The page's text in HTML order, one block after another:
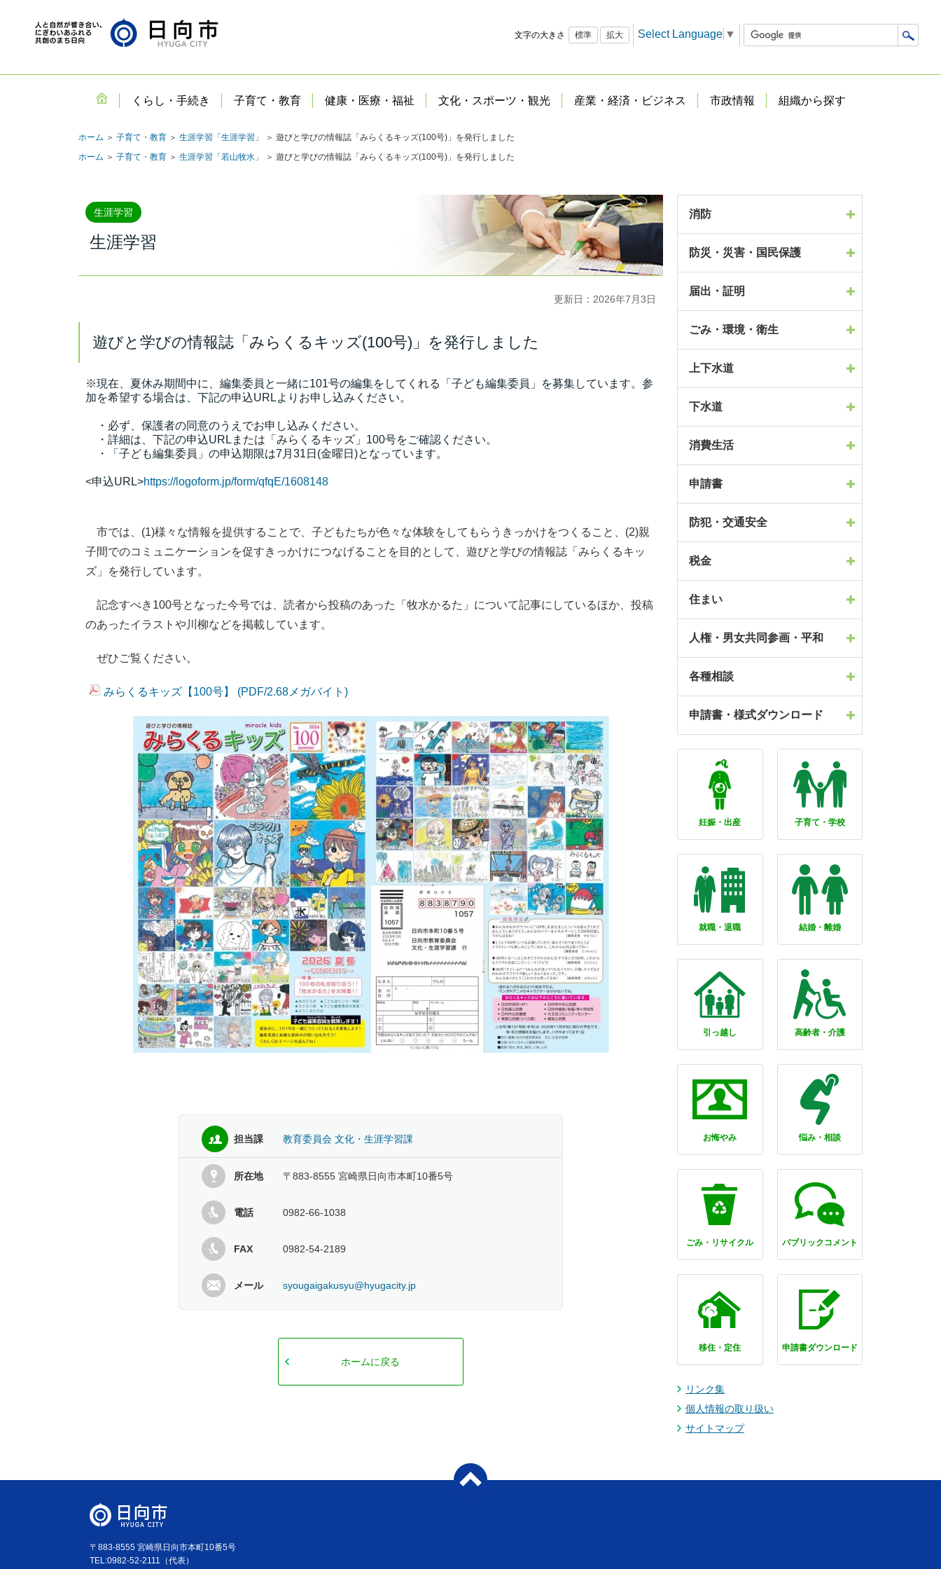
文字の大きさ 標準 拡大 Select Language ▼
くらし・手続き 子育て・教育 健康・医療・福祉 文化・スポーツ・観光 産業・経済・ビジネス 市政情報 組織から探す
ホーム ＞ 子育て・教育 ＞ 生涯学習「生涯学習」
＞ 遊びと学びの情報誌「みらくるキッズ(100号)」を発行しました
ホーム ＞ 子育て・教育 ＞ 生涯学習「若山牧水」 ＞ 遊びと学びの情報誌「みらくるキッズ(100号)」を発行しました
生涯学習
生涯学習
更新日：2026年7月3日
遊びと学びの情報誌「みらくるキッズ(100号)」を発行しました
※現在、夏休み期間中に、編集委員と一緒に101号の編集をしてくれる「子ども編集委員」を募集しています。参
加を希望する場合は、下記の申込URLよりお申し込みください。
・必ず、保護者の同意のうえでお申し込みください。
・詳細は、下記の申込URLまたは「みらくるキッズ」100号をご確認ください。
・「子ども編集委員」の申込期限は7月31日(金曜日)となっています。
<申込URL>https://logoform.jp/form/qfqE/1608148
市では、(1)様々な情報を提供することで、子どもたちが色々な体験をしてもらうきっかけをつくること、(2)親
子間でのコミュニケーションを促すきっかけにつなげることを目的として、遊びと学びの情報誌「みらくるキッ
ズ」を発行しています。
記念すべき100号となった今号では、読者から投稿のあった「牧水かるた」について記事にしているほか、投稿
のあったイラストや川柳などを掲載しています。
ぜひご覧ください。
みらくるキッズ【100号】 (PDF/2.68メガバイト)
担当課 教育委員会 文化・生涯学習課
所在地 〒883-8555 宮崎県日向市本町10番5号
電話 0982-66-1038
FAX 0982-54-2189
メール syougaigakusyu@hyugacity.jp
ホームに戻る
消防
防災・災害・国民保護
届出・証明
ごみ・環境・衛生
上下水道
下水道
消費生活
申請書
防犯・交通安全
税金
住まい
人権・男女共同参画・平和
各種相談
申請書・様式ダウンロード
妊娠・出産 子育て・学校
就職・退職 結婚・離婚
引っ越し 高齢者・介護
お悔やみ 悩み・相談
ごみ・リサイクル パブリックコメント
移住・定住 申請書ダウンロード
リンク集
個人情報の取り扱い
サイトマップ
〒883-8555 宮崎県日向市本町10番5号
TEL:0982-52-2111（代表）